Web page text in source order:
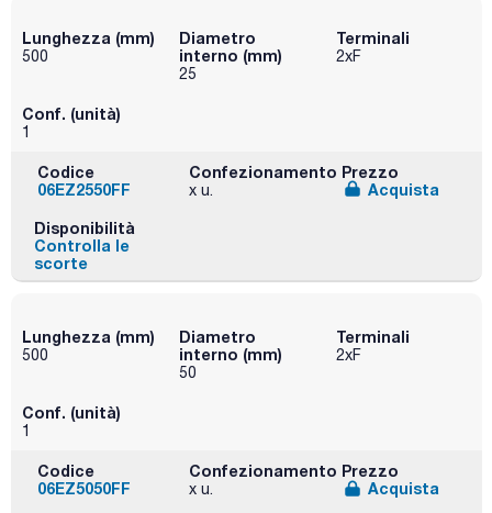
Lunghezza (mm)
500
Diametro
interno (mm)
25
Terminali
2xF
Conf. (unità)
1
Codice
06EZ2550FF
Confezionamento
x u.
Prezzo
Acquista
Disponibilità
Controlla le
scorte
Lunghezza (mm)
500
Diametro
interno (mm)
50
Terminali
2xF
Conf. (unità)
1
Codice
06EZ5050FF
Confezionamento
x u.
Prezzo
Acquista